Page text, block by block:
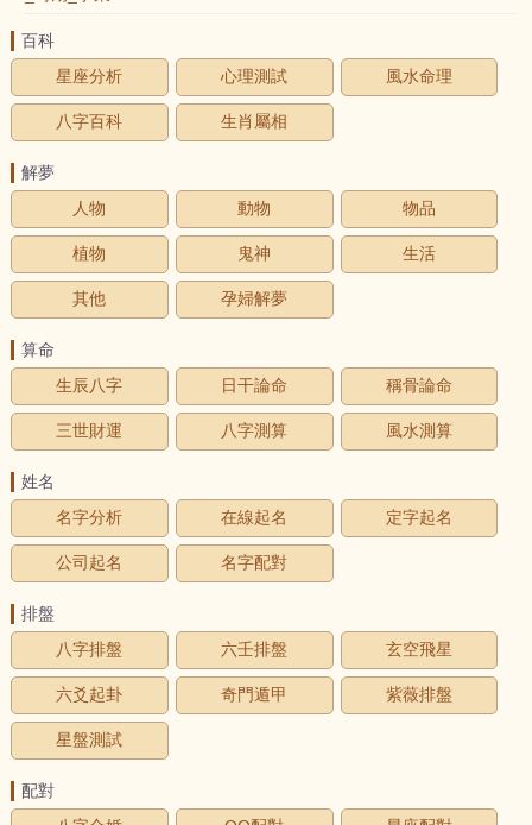
百科
星座分析
心理測試 風水命理
八字百科 生肖屬相
解夢
人物
動物 物品
植物 鬼神 生活
其他 孕婦解夢
算命
生辰八字
日干論命 稱骨論命
三世財運 八字測算 風水測算
姓名
名字分析
在線起名 定字起名
公司起名 名字配對
排盤
八字排盤
六壬排盤 玄空飛星
六爻起卦 奇門遁甲 紫薇排盤
星盤測試
配對